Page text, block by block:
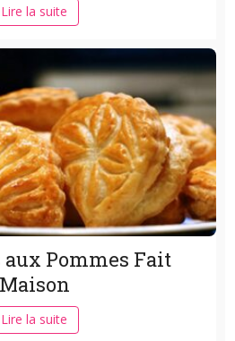
Lire la suite
aux Pommes Fait
Maison
Lire la suite